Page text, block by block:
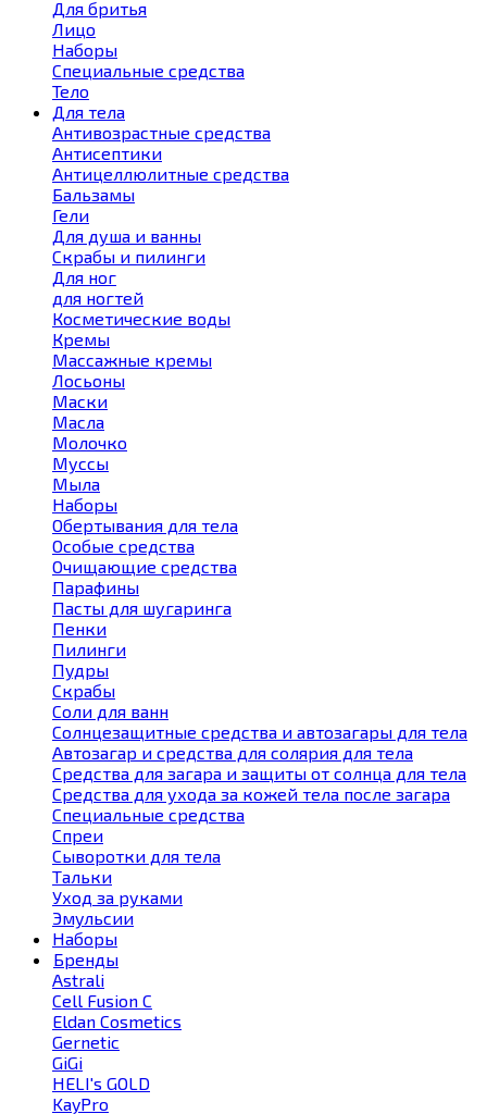
Для бритья
Лицо
Наборы
Специальные средства
Тело
Для тела
Антивозрастные средства
Антисептики
Антицеллюлитные средства
Бальзамы
Гели
Для душа и ванны
Скрабы и пилинги
Для ног
для ногтей
Косметические воды
Кремы
Массажные кремы
Лосьоны
Маски
Масла
Молочко
Муссы
Мыла
Наборы
Обертывания для тела
Особые средства
Очищающие средства
Парафины
Пасты для шугаринга
Пенки
Пилинги
Пудры
Скрабы
Соли для ванн
Солнцезащитные средства и автозагары для тела
Автозагар и средства для солярия для тела
Средства для загара и защиты от солнца для тела
Средства для ухода за кожей тела после загара
Специальные средства
Спреи
Сыворотки для тела
Тальки
Уход за руками
Эмульсии
Наборы
Бренды
Astrali
Cell Fusion С
Eldan Cosmetics
Gernetic
GiGi
HELI's GOLD
KayPro